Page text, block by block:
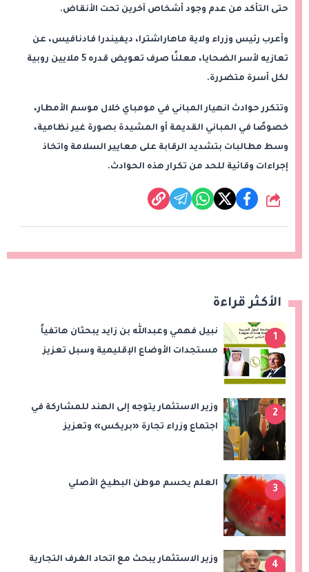
حتى التأكد من عدم وجود أشخاص آخرين تحت الأنقاض.
وأعرب رئيس وزراء ولاية ماهاراشترا، ديفيندرا فادنافيس، عن
تعازيه لأسر الضحايا، معلنًا صرف تعويض قدره 5 ملايين روبية
لكل أسرة متضررة.
وتتكرر حوادث انهيار المباني في مومباي خلال موسم الأمطار،
خصوصًا في المباني القديمة أو المشيدة بصورة غير نظامية،
وسط مطالبات بتشديد الرقابة على معايير السلامة واتخاذ
إجراءات وقائية للحد من تكرار هذه الحوادث.
شارك
الأكثر قراءة
1
نبيل فهمي وعبدالله بن زايد يبحثان هاتفياً
مستجدات الأوضاع الإقليمية وسبل تعزيز
2
وزير الاستثمار يتوجه إلى الهند للمشاركة في
اجتماع وزراء تجارة «بريكس» وتعزيز
3
العلم يحسم موطن البطيخ الأصلي
4
وزير الاستثمار يبحث مع اتحاد الغرف التجارية